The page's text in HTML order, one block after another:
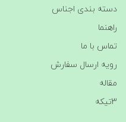
دسته بندی اجناس
راهنما
تماس با ما
رویه ارسال سفارش
مقاله
3تیکه